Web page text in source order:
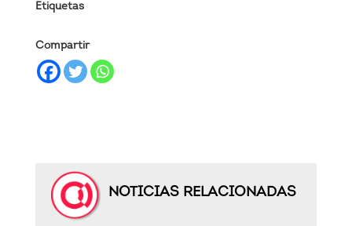
Etiquetas
Compartir
NOTICIAS RELACIONADAS